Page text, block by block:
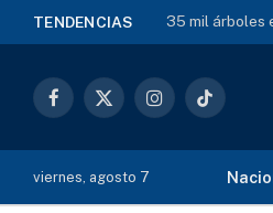
TENDENCIAS 35 mil árboles
Facebook
X
InstagramTikTok
viernes, agosto 7